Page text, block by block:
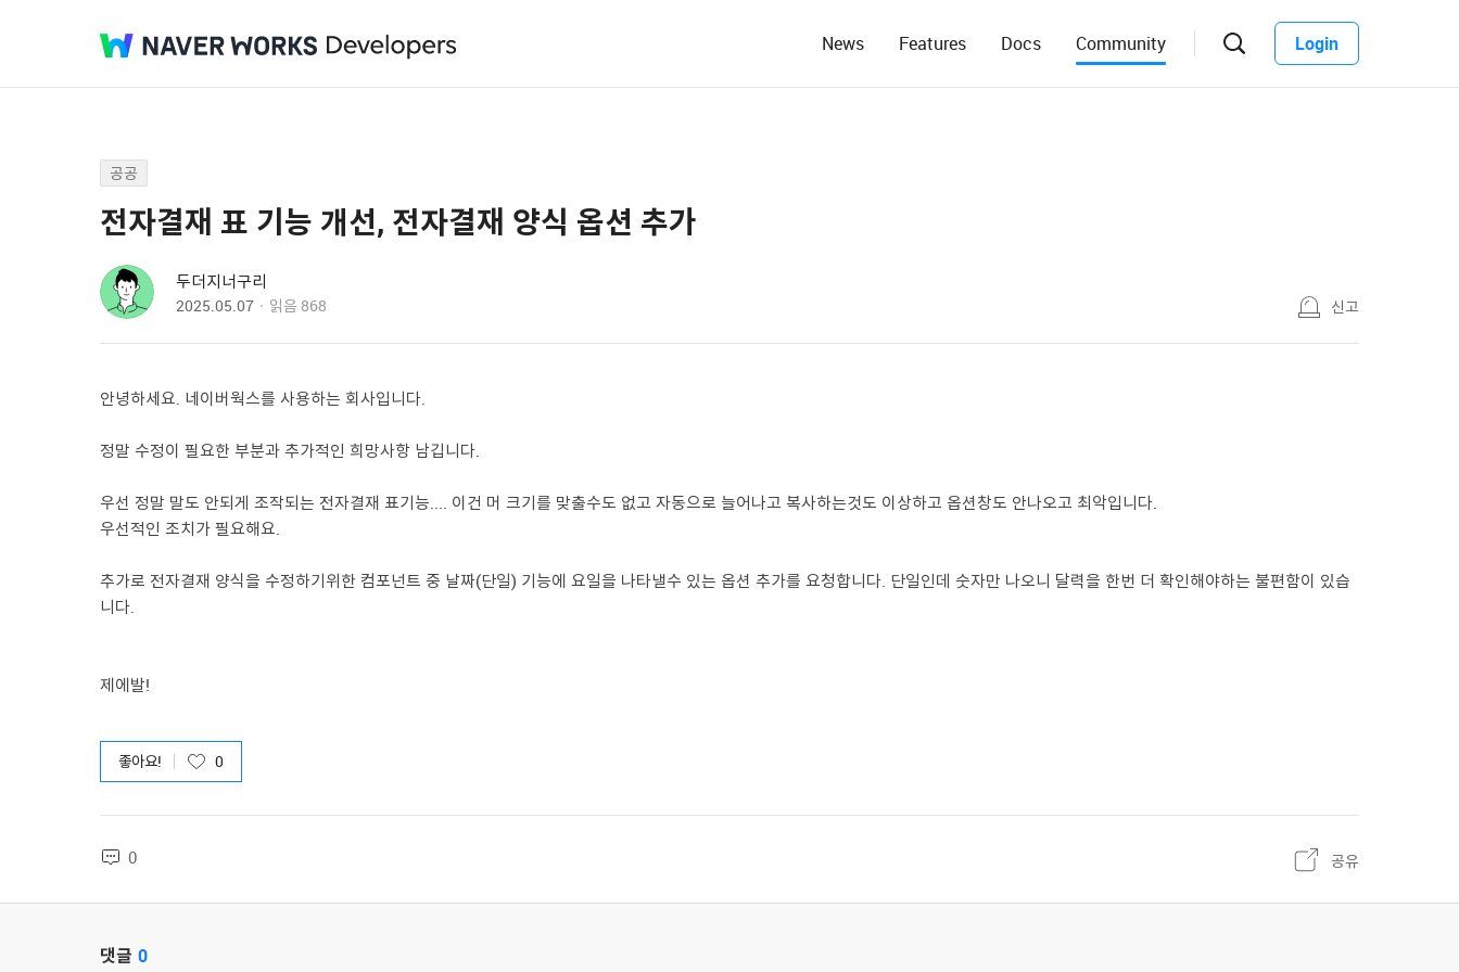
News Features Docs Community Login
공공
전자결재 표 기능 개선, 전자결재 양식 옵션 추가
두더지너구리
2025.05.07 읽음 868 신고
안녕하세요. 네이버웍스를 사용하는 회사입니다.
정말 수정이 필요한 부분과 추가적인 희망사항 남깁니다.
우선 정말 말도 안되게 조작되는 전자결재 표기능.... 이건 머 크기를 맞출수도 없고 자동으로 늘어나고 복사하는것도 이상하고 옵션창도 안나오고 최악입니다.
우선적인 조치가 필요해요.
추가로 전자결재 양식을 수정하기위한 컴포넌트 중 날짜(단일) 기능에 요일을 나타낼수 있는 옵션 추가를 요청합니다. 단일인데 숫자만 나오니 달력을 한번 더 확인해야하는 불편함이 있습
니다.
제에발!
좋아요! 0
0 공유
댓글 0